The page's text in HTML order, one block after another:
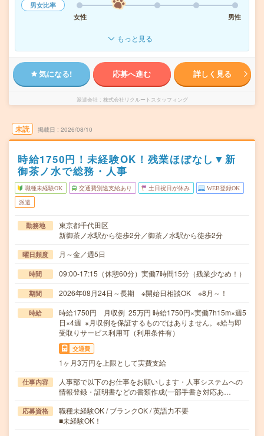
男女比率
女性
男性
もっと見る
気になる! 応募へ進む 詳しく見る
派遣会社 株式会社リクルートスタッフィング
未読 掲載日 2026/08/10
時給1750円！未経験OK！残業ほぼなし▼新
御茶ノ水で総務・人事
職種未経験OK 交通費別途支給あり 土日祝日が休み WEB登録OK
派遣
勤務地
東京都千代田区
新御茶ノ水駅から徒歩2分／御茶ノ水駅から徒歩2分
曜日頻度 月～金／週5日
時間 09:00-17:15（休憩60分）実働7時間15分（残業少なめ！）
期間 2026年08月24日～長期 ※開始日相談OK ※8月～！
時給
時給1750円 月収例 25万円 時給1750円×実働7h15m×週5
日×4週 ※月収例を保証するものではありません。※給与即
受取りサービス利用可（利用条件有）
交通費
1ヶ月3万円を上限として実費支給
仕事内容
人事部で以下のお仕事をお願いします・人事システムへの
情報登録・証明書などの書類作成(一部手書き対応あ…
応募資格
職種未経験OK / ブランクOK / 英語力不要
■未経験OK！